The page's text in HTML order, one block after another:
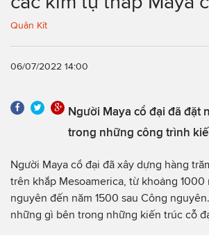
Quân Kít
06/07/2022 14:00
Người Maya cổ đại đã đặt
trong những công trình
Người Maya cổ đại đã xây dựng hàng
trên khắp Mesoamerica, từ khoảng 1000
nguyên đến năm 1500 sau Công
những gì bên trong những kiến trúc cỗ